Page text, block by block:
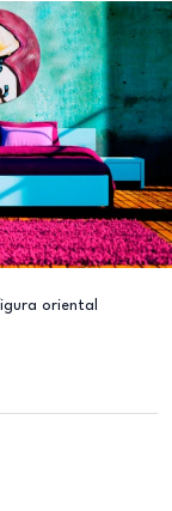
oriental